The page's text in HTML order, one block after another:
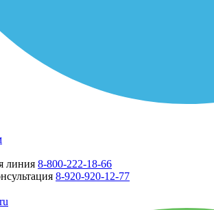
линия 8-800-222-18-66
8-920-920-12-77